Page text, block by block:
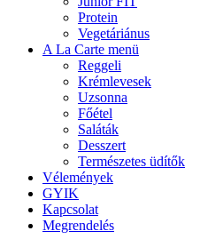
Protein
Vegetáriánus
A La Carte menü
Reggeli
Krémlevesek
Uzsonna
Főétel
Saláták
Desszert
Természetes üdítők
Vélemények
GYIK
Kapcsolat
Megrendelés